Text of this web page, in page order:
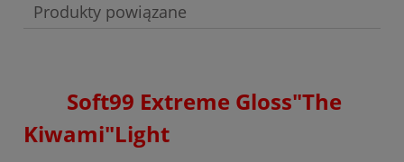
Produkty powiązane
Soft99 Extreme Gloss"The
Kiwami"Light